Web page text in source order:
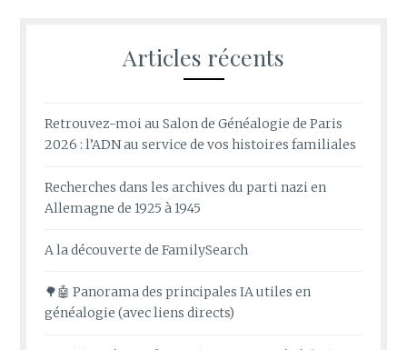
Articles récents
Retrouvez-moi au Salon de Généalogie de Paris
2026 : l’ADN au service de vos histoires familiales
Recherches dans les archives du parti nazi en
Allemagne de 1925 à 1945
A la découverte de FamilySearch
🌳🤖 Panorama des principales IA utiles en
généalogie (avec liens directs)